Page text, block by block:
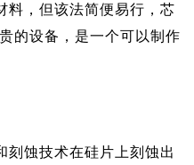
料，但该法简便易行，芯
的设备，是一个可以制作
刻蚀技术在硅片上刻蚀出